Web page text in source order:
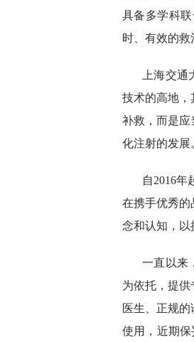
具备多学科
时、有效的救
上海交通
技术的高地，
补救，而是应
化注射的发展
自2016
在携手优秀的
念和认知，以
一直以来
为依托，提
医生、正规
使用，近期